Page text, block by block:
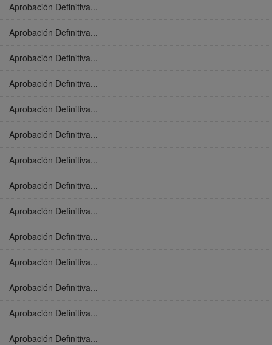
Aprobación Definitiva...
Aprobación Definitiva...
Aprobación Definitiva...
Aprobación Definitiva...
Aprobación Definitiva...
Aprobación Definitiva...
Aprobación Definitiva...
Aprobación Definitiva...
Aprobación Definitiva...
Aprobación Definitiva...
Aprobación Definitiva...
Aprobación Definitiva...
Aprobación Definitiva...
Aprobación Definitiva...